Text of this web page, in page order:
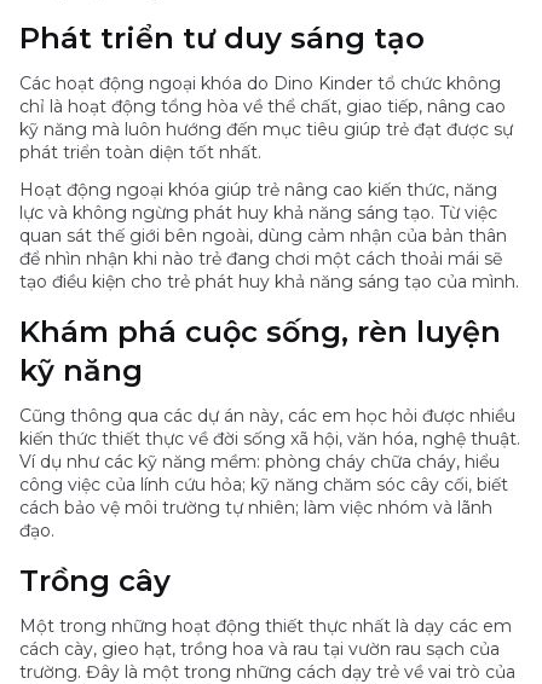
Phát triển tư duy sáng tạo
Các hoạt động ngoại khóa do Dino Kinder tổ chức không
chỉ là hoạt động tổng hòa về thể chất, giao tiếp, nâng cao
kỹ năng mà luôn hướng đến mục tiêu giúp trẻ đạt được sự
phát triển toàn diện tốt nhất.
Hoạt động ngoại khóa giúp trẻ nâng cao kiến ​​thức, năng
lực và không ngừng phát huy khả năng sáng tạo. Từ việc
quan sát thế giới bên ngoài, dùng cảm nhận của bản thân
để nhìn nhận khi nào trẻ đang chơi một cách thoải mái sẽ
tạo điều kiện cho trẻ phát huy khả năng sáng tạo của mình.
Khám phá cuộc sống, rèn luyện
kỹ năng
Cũng thông qua các dự án này, các em học hỏi được nhiều
kiến ​​thức thiết thực về đời sống xã hội, văn hóa, nghệ thuật.
Ví dụ như các kỹ năng mềm: phòng cháy chữa cháy, hiểu
công việc của lính cứu hỏa; kỹ năng chăm sóc cây cối, biết
cách bảo vệ môi trường tự nhiên; làm việc nhóm và lãnh
đạo.
Trồng cây
Một trong những hoạt động thiết thực nhất là dạy các em
cách cày, gieo hạt, trồng hoa và rau tại vườn rau sạch của
trường. Đây là một trong những cách dạy trẻ về vai trò của